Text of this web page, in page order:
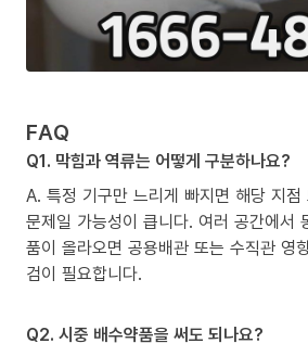
FAQ
Q1. 막힘과 역류는 어떻게 구분하나요?
A. 특정 기구만 느리게 빠지면 해당 지
문제일 가능성이 큽니다. 여러 공간에서
품이 올라오면 공용배관 또는 수직관 영
검이 필요합니다.
Q2. 시중 배수약품을 써도 되나요?